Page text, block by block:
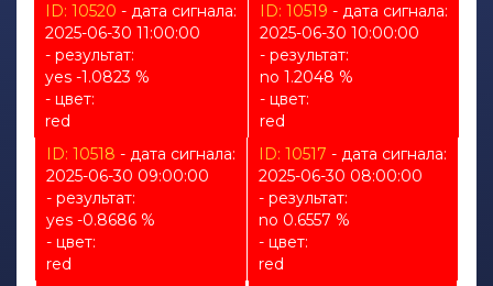
ID: 10520 - дата сигнала:
2025-06-30 11:00:00
- результат:
yes -1.0823 %
- цвет:
red
ID: 10519 - дата сигнала:
2025-06-30 10:00:00
- результат:
no 1.2048 %
- цвет:
red
ID: 10518 - дата сигнала:
2025-06-30 09:00:00
- результат:
yes -0.8686 %
- цвет:
red
ID: 10517 - дата сигнала:
2025-06-30 08:00:00
- результат:
no 0.6557 %
- цвет:
red